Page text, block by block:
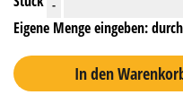
-
Eigene Menge eingeben:
In den